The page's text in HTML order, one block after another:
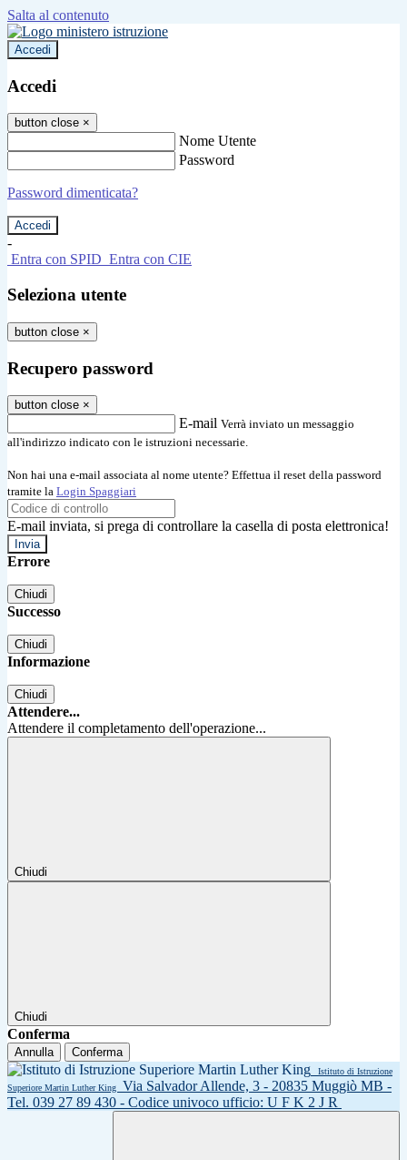
Salta al contenuto
Accedi
Accedi
button close ×
Nome Utente
Password
Password dimenticata?
-
Entra con SPID Entra con CIE
Seleziona utente
button close ×
Recupero password
button close ×
E-mail Verrà inviato un messaggio
all'indirizzo indicato con le istruzioni necessarie.
Non hai una e-mail associata al nome utente? Effettua il reset della password
tramite la Login Spaggiari
E-mail inviata, si prega di controllare la casella di posta elettronica!
Errore
Chiudi
Successo
Chiudi
Informazione
Chiudi
Attendere...
Attendere il completamento dell'operazione...
Chiudi
Chiudi
Conferma
Annulla Conferma
Istituto di Istruzione
Superiore Martin Luther King
Via Salvador Allende, 3 - 20835 Muggiò MB -
Tel. 039 27 89 430 - Codice univoco ufficio: U F K 2 J R